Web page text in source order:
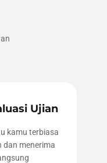
Ujian
kamu terbiasa
dan menerima